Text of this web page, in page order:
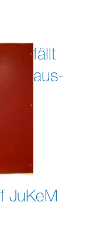
fällt
aus-
JuKeM